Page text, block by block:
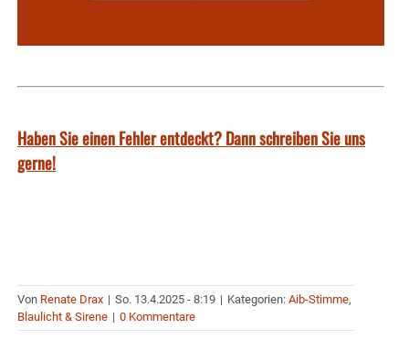
Haben Sie einen Fehler entdeckt? Dann schreiben Sie uns
gerne!
Von Renate Drax | So. 13.4.2025 - 8:19 | Kategorien: Aib-Stimme,
Blaulicht & Sirene | 0 Kommentare